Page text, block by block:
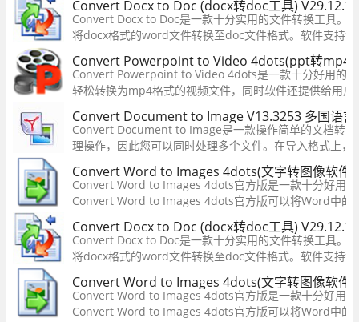
Convert Docx to Doc (docx转doc工具)
Convert Docx to Doc是一款十分实用的文件转换工具。
将docx格式的word文件转换至doc文件格式。软件支持
cmd程序中直接输入指令。支持批量转换，可以多个文件
Convert Powerpoint to Video 4dots(ppt转mp4
Convert Powerpoint to Video 4dots是一款十分好用的转
轻松转换为mp4格式的视频文件，同时软件还提供给用
加过渡效果，还有添加背景音乐功能，让你制作转换的视
Convert Document to Image V13.3253 多国语
Convert Document to Image是一款操作简单的文档转图
理操作，因此您可以同时处理多个文件。在导入格式上，
doc、docx、pdf、txt、htm等多种常见的文档格式。
Convert Word to Images 4dots(文字转图像软件)
Convert Word to Images 4dots官方版是一款十分好用
Convert Word to Images 4dots官方版可以将Word中的
同时还可以指定Word文档转换为图片的范围。软件还具
的语言。
Convert Docx to Doc (docx转doc工具)
Convert Docx to Doc是一款十分实用的文件转换工具。
将docx格式的word文件转换至doc文件格式。软件支持
cmd程序中直接输入指令。支持批量转换，可以多个文件
Convert Word to Images 4dots(文字转图像软件)
Convert Word to Images 4dots官方版是一款十分好用
Convert Word to Images 4dots官方版可以将Word中的